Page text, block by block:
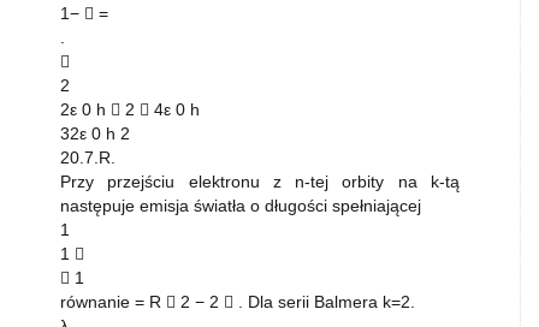
1−  =

2
2ε 0 h  2  4ε 0 h
32ε 0 h 2
20.7.R.
Przy przejściu elektronu z n-tej orbity na k-tą
następuje emisja światła o długości spełniającej
1
1 
 1
równanie = R  2 − 2  . Dla serii Balmera k=2.